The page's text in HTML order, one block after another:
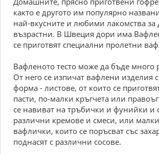
както е другото им популярно
най-вкусните и любими лакомства за
възрастни. В Швеция дори има
се приготвят специални пролетни
Вафленото тесто може да бъде много
От него се изпичат вафлени изделия
форма - листове, от които се
пасти, по-малки кръгчета или
се навиват на тръбички и фунийки и
различни кремове и смеси, или
вафлички, които се поръсват със
поднасят с различни сосове.